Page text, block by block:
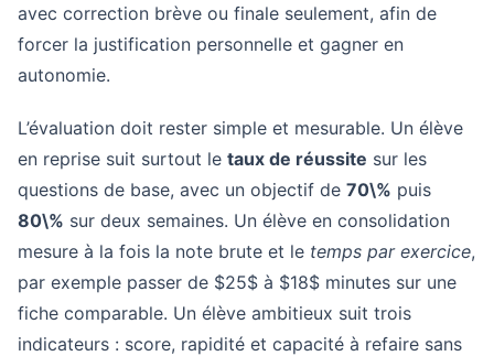
avec correction brève ou finale seulement, afin de
forcer la justification personnelle et gagner en
autonomie.
L’évaluation doit rester simple et mesurable. Un élève
en reprise suit surtout le taux de réussite sur les
questions de base, avec un objectif de 70\% puis
80\% sur deux semaines. Un élève en consolidation
mesure à la fois la note brute et le temps par exercice,
par exemple passer de $25$ à $18$ minutes sur une
fiche comparable. Un élève ambitieux suit trois
indicateurs : score, rapidité et capacité à refaire sans